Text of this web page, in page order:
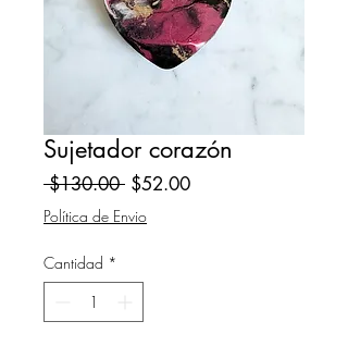
Sujetador corazón
$130.00 Precio
$52.00Precio
Política de Envio
Cantidad *